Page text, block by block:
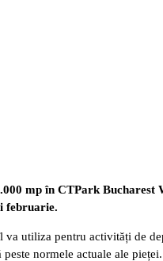
mp în CTPark Bucharest
februarie.
va utiliza pentru activități de
normele actuale ale